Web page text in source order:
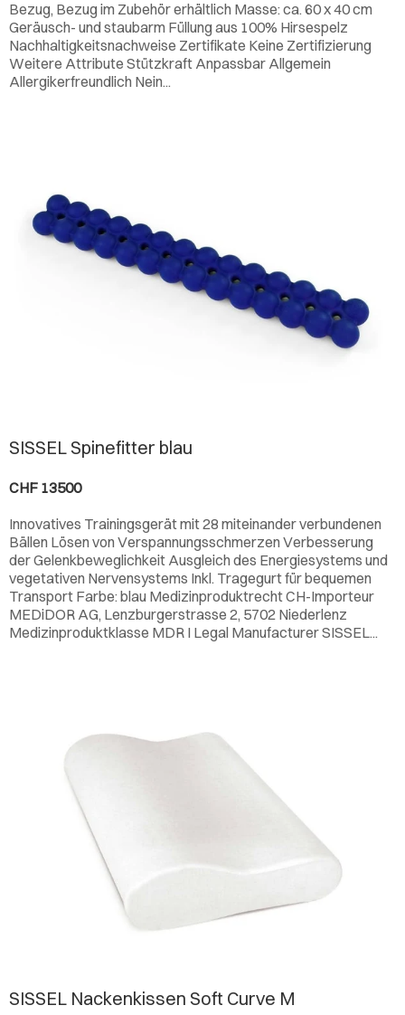
Bezug, Bezug im Zubehör erhältlich Masse: ca. 60 x 40 cm
Geräusch- und staubarm Füllung aus 100% Hirsespelz
Nachhaltigkeitsnachweise Zertifikate Keine Zertifizierung
Weitere Attribute Stützkraft Anpassbar Allgemein
Allergikerfreundlich Nein...
SISSEL Spinefitter blau
CHF 13500
Innovatives Trainingsgerät mit 28 miteinander verbundenen
Bällen Lösen von Verspannungsschmerzen Verbesserung
der Gelenkbeweglichkeit Ausgleich des Energiesystems und
vegetativen Nervensystems Inkl. Tragegurt für bequemen
Transport Farbe: blau Medizinproduktrecht CH-Importeur
MEDiDOR AG, Lenzburgerstrasse 2, 5702 Niederlenz
Medizinproduktklasse MDR I Legal ManufacturerSISSEL...
SISSEL Nackenkissen Soft Curve M